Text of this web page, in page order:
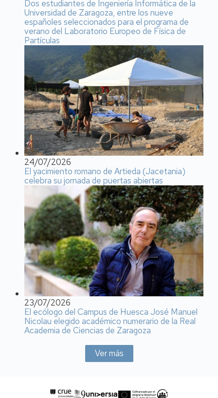
Dos estudiantes de Ingeniería Informática de la
Universidad de Zaragoza, entre los nueve
españoles seleccionados para el programa de
verano del Laboratorio Europeo de Física de
Partículas
24/07/2026
El yacimiento romano de Artieda (Jacetania)
celebra su jornada de puertas abiertas
23/07/2026
El ecólogo del Campus de Huesca José Manuel
Nicolau elegido académico numerario de la Real
Academia de Ciencias de Zaragoza
Ver más